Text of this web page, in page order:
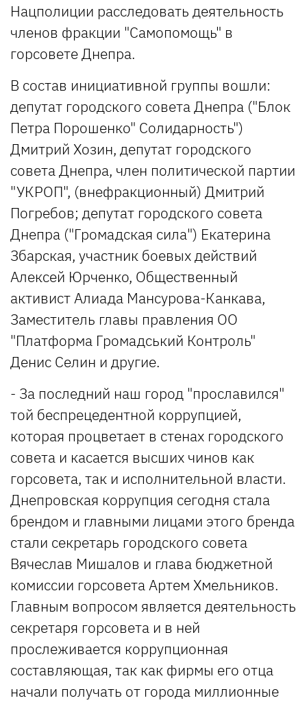
Нацполиции расследовать деятельность
членов фракции "Самопомощь" в
горсовете Днепра.
В состав инициативной группы вошли:
депутат городского совета Днепра ("Блок
Петра Порошенко" Солидарность")
Дмитрий Хозин, депутат городского
совета Днепра, член политической партии
"УКРОП", (внефракционный) Дмитрий
Погребов; депутат городского совета
Днепра ("Громадская сила") Екатерина
Збарская, участник боевых действий
Алексей Юрченко, Общественный
активист Алиада Мансурова-Канкава,
Заместитель главы правления ОО
"Платформа Громадський Контроль"
Денис Селин и другие.
- За последний наш город "прославился"
той беспрецедентной коррупцией,
которая процветает в стенах городского
совета и касается высших чинов как
горсовета, так и исполнительной власти.
Днепровская коррупция сегодня стала
брендом и главными лицами этого бренда
стали секретарь городского совета
Вячеслав Мишалов и глава бюджетной
комиссии горсовета Артем Хмельников.
Главным вопросом является деятельность
секретаря горсовета и в ней
прослеживается коррупционная
составляющая, так как фирмы его отца
начали получать от города миллионные